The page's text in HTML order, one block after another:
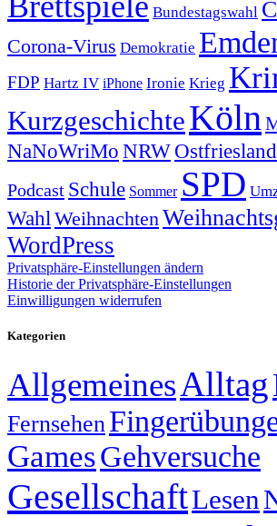
Bundestagswahl
Corona-Virus Demokratie
FDP Hartz IV iPhone Ironie Krieg
KurzgeschichteKöln
NaNoWriMo NRWOstfriesland
Podcast Schule Sommer SPD
Wahl Weihnachten
WordPress
Privatsphäre-Einstellungen ändern
Historie der Privatsphäre-Einstellungen
Einwilligungen widerrufen
Kategorien
AllgemeinesAlltag
Fernsehen
GamesGehversuche
GesellschaftLesen